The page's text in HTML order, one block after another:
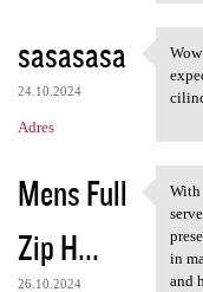
sasasasa
24.10.2024
Adres
Mens Full
Zip H...
26.10.2024
With
With
in
and